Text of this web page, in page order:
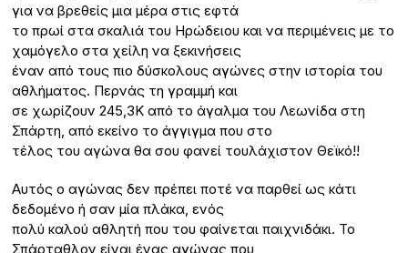
για να βρεθείς μια μέρα στις εφτά
το πρωί στα σκαλιά του Ηρώδειου και να περιμένεις με το
χαμόγελο στα χείλη να ξεκινήσεις
έναν από τους πιο δύσκολους αγώνες στην ιστορία του
αθλήματος. Περνάς τη γραμμή και
σε χωρίζουν 245,3Κ από το άγαλμα του Λεωνίδα στη
Σπάρτη, από εκείνο το άγγιγμα που στο
τέλος του αγώνα θα σου φανεί τουλάχιστον Θεϊκό!!
Αυτός ο αγώνας δεν πρέπει ποτέ να παρθεί ως κάτι
δεδομένο ή σαν μία πλάκα, ενός
πολύ καλού αθλητή που του φαίνεται παιχνιδάκι. Το
Σπάρταθλον είναι ένας αγώνας που